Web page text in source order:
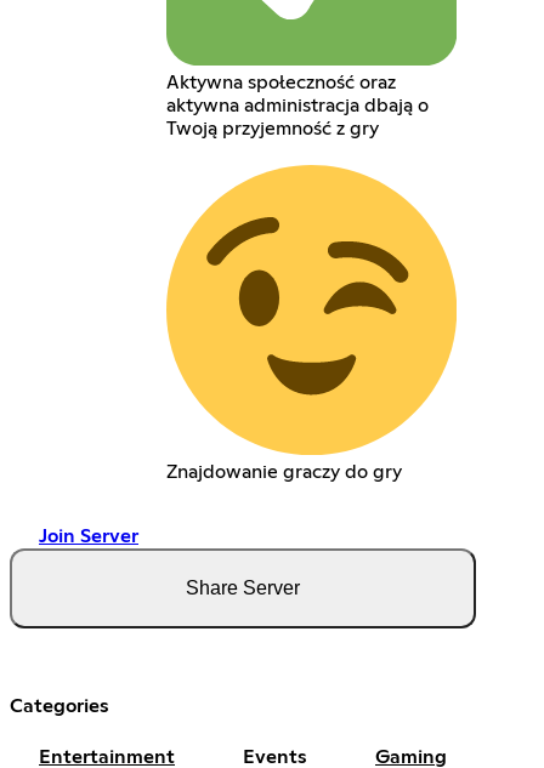
Aktywna społeczność oraz
aktywna administracja dbają o
Twoją przyjemność z gry
Znajdowanie graczy do gry
Join Server
Share Server
Categories
Entertainment Events Gaming